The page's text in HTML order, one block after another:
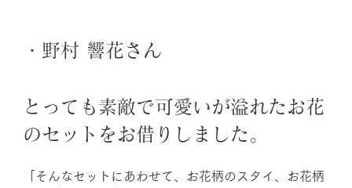
・野村 響花さん
とっても素敵で可愛いが溢れたお花
のセットをお借りしました。
「そんなセットにあわせて、お花柄のスタイ、お花柄